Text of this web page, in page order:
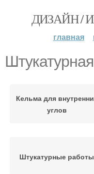
ДИЗАЙН /
главная
Кельма для
углов
Штукатурные работы